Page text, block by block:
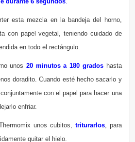
esta mezcla en la bandeja del horno,
con papel vegetal, teniendo cuidado de
en todo el rectángulo.
unos 20 minutos a 180 grados hasta
doradito. Cuando esté hecho sacarlo y
con el papel para hacer una
enfriar.
unos cubitos, triturarlos, para
quitar el hielo.